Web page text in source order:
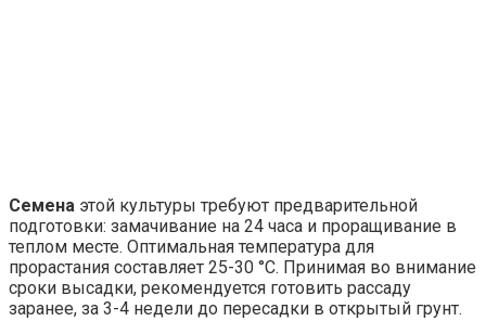
Семена этой культуры требуют предварительной
подготовки: замачивание на 24 часа и проращивание в
теплом месте. Оптимальная температура для
прорастания составляет 25-30 °C. Принимая во внимание
сроки высадки, рекомендуется готовить рассаду
заранее, за 3-4 недели до пересадки в открытый грунт.